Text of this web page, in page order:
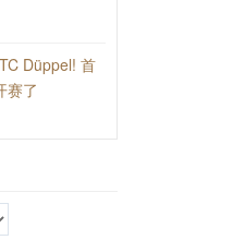
Düppel! 首
赛了